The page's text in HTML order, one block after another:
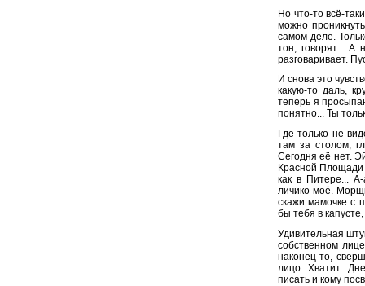
Но что-то всё-
можно
самом деле.
тон, говорят... А
разговаривает.
И снова это
какую-то даль,
теперь я
понятно... Ты
Где только не
там за столом,
Сегодня её нет.
Красной Площади
как в Питере...
личико моё.
скажи мамочке с
бы тебя в
Удивительная
собственном
наконец-то,
лицо. Хватит.
писать и кому